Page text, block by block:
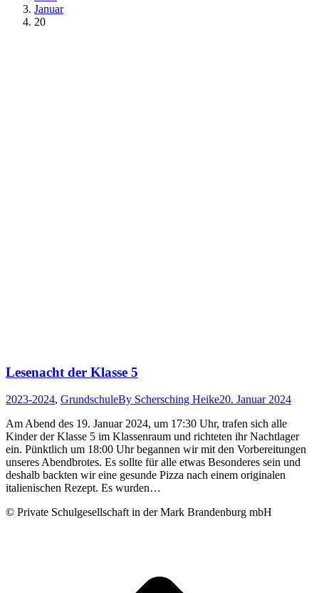
Januar
20
Lesenacht der Klasse 5
2023-2024, GrundschuleBy Schersching Heike20. Januar 2024
Am Abend des 19. Januar 2024, um 17:30 Uhr, trafen sich alle
Kinder der Klasse 5 im Klassenraum und richteten ihr Nachtlager
ein. Pünktlich um 18:00 Uhr begannen wir mit den Vorbereitungen
unseres Abendbrotes. Es sollte für alle etwas Besonderes sein und
deshalb backten wir eine gesunde Pizza nach einem originalen
italienischen Rezept. Es wurden…
© Private Schulgesellschaft in der Mark Brandenburg mbH